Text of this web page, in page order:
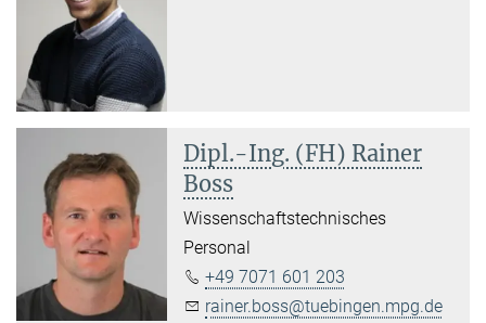
Dipl.-Ing. (FH) Rainer
Boss
Wissenschaftstechnisches
Personal
+49 7071 601 203
rainer.boss@tuebingen.mpg.de